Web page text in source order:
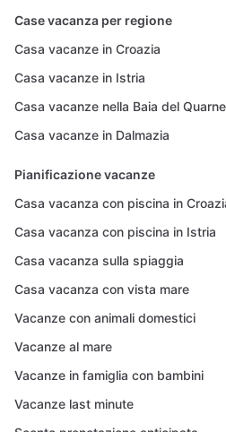
Case vacanza per regione
Casa vacanze in Croazia
Casa vacanze in Istria
Casa vacanze nella Baia del
Casa vacanze in Dalmazia
Pianificazione vacanze
Casa vacanza con piscina in
Casa vacanza con piscina in Istria
Casa vacanza sulla spiaggia
Casa vacanza con vista mare
Vacanze con animali domestici
Vacanze al mare
Vacanze in famiglia con bambini
Vacanze last minute